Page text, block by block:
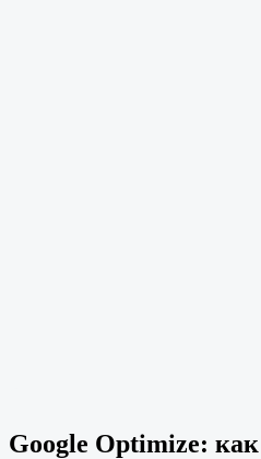
Google Optimize: как